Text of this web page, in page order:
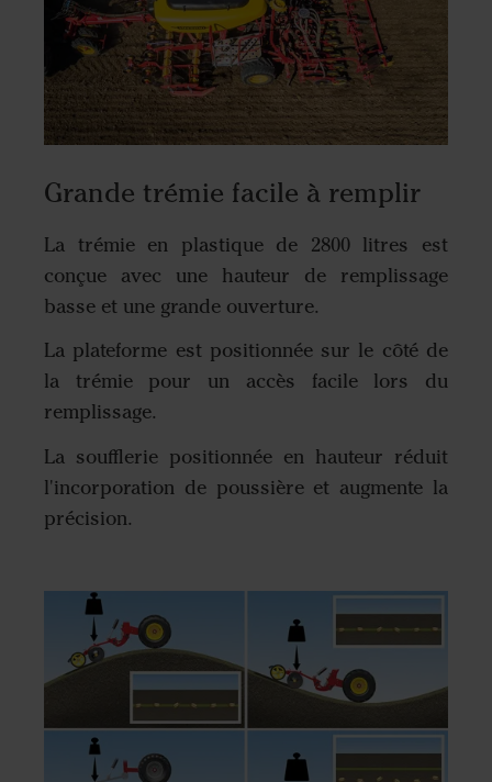
Grande trémie facile à remplir
La trémie en plastique de 2800 litres est
conçue avec une hauteur de remplissage
basse et une grande ouverture.
La plateforme est positionnée sur le côté de
la trémie pour un accès facile lors du
remplissage.
La soufflerie positionnée en hauteur réduit
l'incorporation de poussière et augmente la
précision.